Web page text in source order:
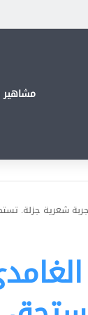
مشاهير
شعرية جزلة.